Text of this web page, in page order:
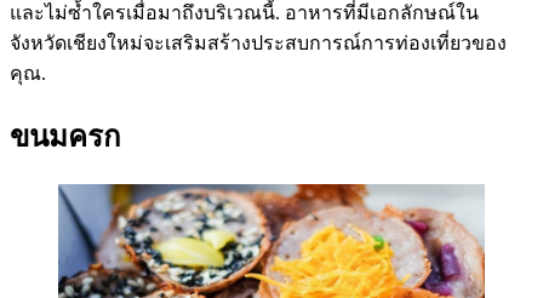
และไม่ซ้ำใครเมื่อมาถึงบริเวณนี้. อาหารที่มีเอกลักษณ์ใน
จังหวัดเชียงใหม่จะเสริมสร้างประสบการณ์การท่องเที่ยวของ
คุณ.
ขนมครก